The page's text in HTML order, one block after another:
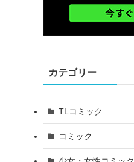
カテゴリー
TLコミック
コミック